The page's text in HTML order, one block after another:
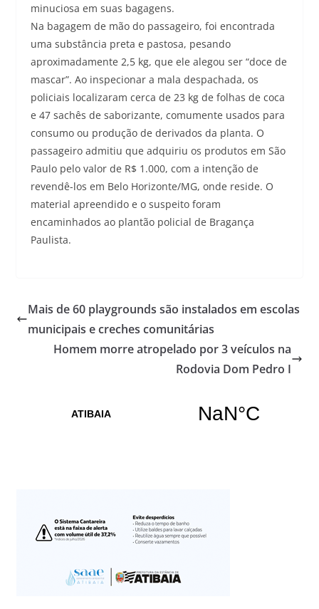
minuciosa em suas bagagens.
Na bagagem de mão do passageiro, foi encontrada
uma substância preta e pastosa, pesando
aproximadamente 2,5 kg, que ele alegou ser “doce de
mascar”. Ao inspecionar a mala despachada, os
policiais localizaram cerca de 23 kg de folhas de coca
e 47 sachês de saborizante, comumente usados para
consumo ou produção de derivados da planta. O
passageiro admitiu que adquiriu os produtos em São
Paulo pelo valor de R$ 1.000, com a intenção de
revendê-los em Belo Horizonte/MG, onde reside. O
material apreendido e o suspeito foram
encaminhados ao plantão policial de Bragança
Paulista.
Mais de 60 playgrounds são instalados em escolas
municipais e creches comunitárias
Homem morre atropelado por 3 veículos na
Rodovia Dom Pedro I